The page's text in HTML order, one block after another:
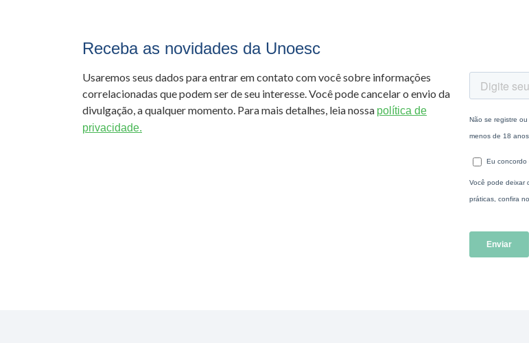
Receba as novidades da Unoesc
Usaremos seus dados para entrar em contato com você sobre informações
correlacionadas que podem ser de seu interesse. Você pode cancelar o envio da
divulgação, a qualquer momento. Para mais detalhes, leia nossa política de
privacidade.